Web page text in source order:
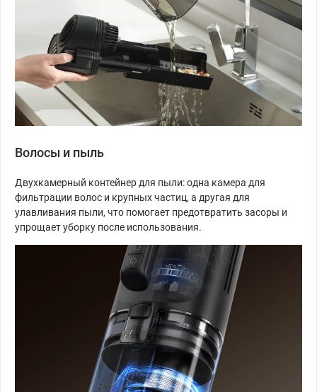
Волосы и пыль
Двухкамерный контейнер для пыли: одна камера для
фильтрации волос и крупных частиц, а другая для
улавливания пыли, что помогает предотвратить засоры и
упрощает уборку после использования.